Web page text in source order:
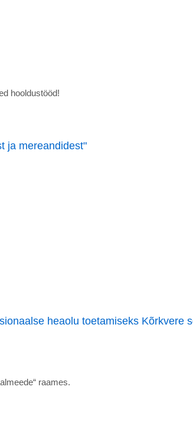
hooldustööd!
ja mereandidest"
heaolu toetamiseks Kõrkvere
raames.